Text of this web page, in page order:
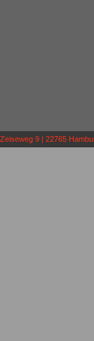
9 | 22765